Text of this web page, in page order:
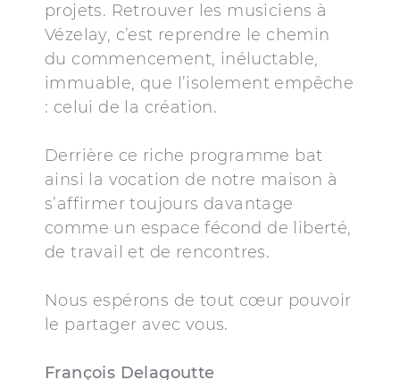
projets. Retrouver les musiciens à
Vézelay, c’est reprendre le chemin
du commencement, inéluctable,
immuable, que l’isolement empêche
: celui de la création.
Derrière ce riche programme bat
ainsi la vocation de notre maison à
s’affirmer toujours davantage
comme un espace fécond de liberté,
de travail et de rencontres.
Nous espérons de tout cœur pouvoir
le partager avec vous.
François Delagoutte